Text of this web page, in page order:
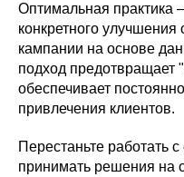
Оптимальная практика
конкретного
кампании на основе
подход предотвращает
обеспечивает
привлечения клиентов.
Перестаньте работать
принимать решения на